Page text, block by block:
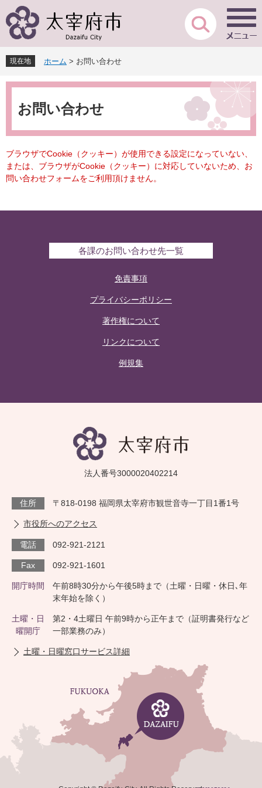
ー
先
頭
で
ニ
を
飛
ば
現在地 ホーム > お問い合わせ
本
お問い合わせ
ブラウザでCookie（クッキー）が使用できる設定になっていない、
または、ブラウザがCookie（クッキー）に対応していないため、お
問い合わせフォームをご利用頂けません。
各課のお問い合わせ先一覧
免責事項
プライバシーポリシー
著作権について
リンクについて
例規集
法人番号3000020402214
住所 〒818-0198 福岡県太宰府市観世音寺一丁目1番1号
市役所へのアクセス
電話 092-921-2121
Fax 092-921-1601
開庁時間
午前8時30分から午後5時まで（土曜・日曜・休日､年
末年始を除く）
土曜・日
曜開庁
第2・4土曜日 午前9時から正午まで（証明書発行など
一部業務のみ）
土曜・日曜窓口サービス詳細